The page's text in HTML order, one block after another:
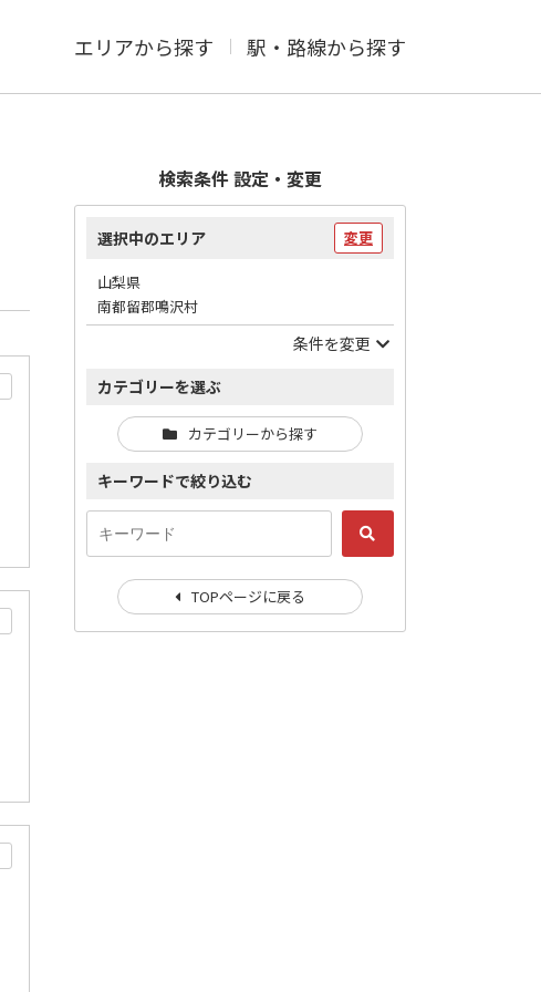
エリアから探す 駅・路線から探す
検索条件 設定・変更
選択中のエリア 変更
山梨県
南都留郡鳴沢村
条件を変更
カテゴリーを選ぶ
カテゴリーから探す
キーワードで絞り込む
TOPページに戻る